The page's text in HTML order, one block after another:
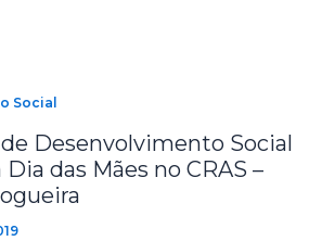
Social
Desenvolvimento Social
das Mães no CRAS –